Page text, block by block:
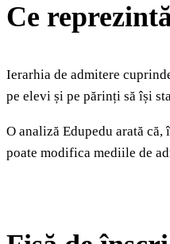
Ce
Ierarhia de admitere
pe elevi și pe părinți să își
O analiză Edupedu arată
poate modifica mediile de